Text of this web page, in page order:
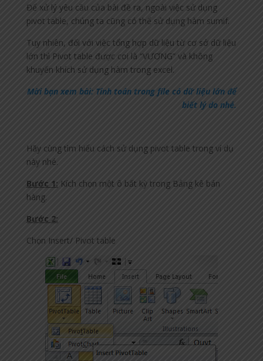
Để xử lý yêu cầu của bài đề ra, ngoài việc sử dụng
pivot table, chúng ta cũng có thể sử dụng hàm sumif.
Tuy nhiên, đối với việc tổng hợp dữ liệu từ cơ sở dữ liệu
lớn thì Pivot table được coi là “VƯƠNG” và không
khuyến khích sử dụng hàm trong excel.
Mời bạn xem bài: Tính toán trong file có dữ liệu lớn để
biết lý do nhé.
Hãy cùng tìm hiểu cách sử dụng pivot table trong ví dụ
này nhé.
Bước 1: Kích chọn một ô bất kỳ trong Bảng kê bán
hàng.
Bước 2:
Chọn Insert/ Pivot table